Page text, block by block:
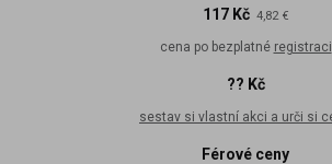
117 Kč 4,82 €
cena po bezplatné registraci
?? Kč
sestav si vlastní akci a urči si
Férové ceny